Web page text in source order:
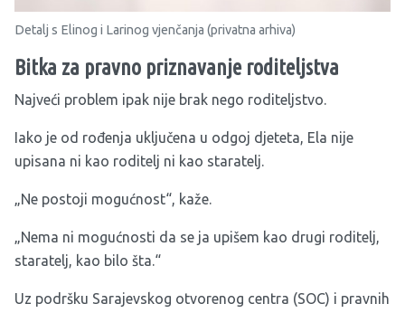
Detalj s Elinog i Larinog vjenčanja (privatna arhiva)
Bitka za pravno priznavanje roditeljstva
Najveći problem ipak nije brak nego roditeljstvo.
Iako je od rođenja uključena u odgoj djeteta, Ela nije
upisana ni kao roditelj ni kao staratelj.
„Ne postoji mogućnost“, kaže.
„Nema ni mogućnosti da se ja upišem kao drugi roditelj,
staratelj, kao bilo šta.“
Uz podršku Sarajevskog otvorenog centra (SOC) i pravnih